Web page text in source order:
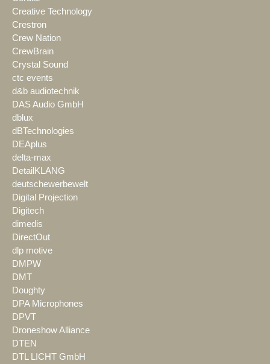
Creative Technology
Crestron
Crew Nation
CrewBrain
Crystal Sound
ctc events
d&b audiotechnik
DAS Audio GmbH
dblux
dBTechnologies
DEAplus
delta-max
DetailKLANG
deutschewerbewelt
Digital Projection
Digitech
dimedis
DirectOut
dlp motive
DMPW
DMT
Doughty
DPA Microphones
DPVT
Droneshow Alliance
DTEN
DTL LICHT GmbH